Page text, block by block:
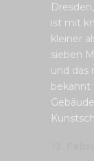
ist mit
kleiner
sieben
und das
bekannt